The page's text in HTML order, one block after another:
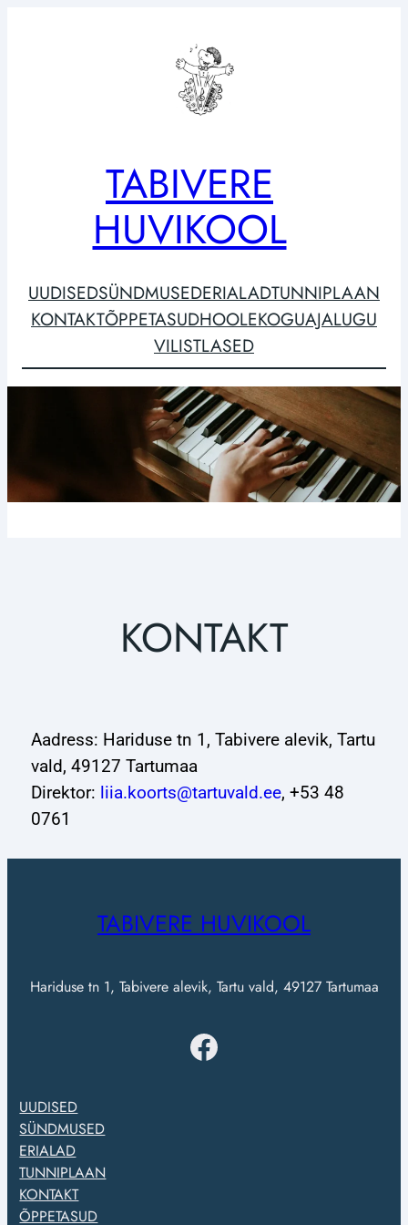
TABIVERE
HUVIKOOL
UUDISEDSÜNDMUSEDERIALADTUNNIPLAAN
KONTAKTÕPPETASUDHOOLEKOGUAJALUGU
VILISTLASED
KONTAKT
Aadress: Hariduse tn 1, Tabivere alevik, Tartu
vald, 49127 Tartumaa
Direktor: liia.koorts@tartuvald.ee, +53 48
0761
TABIVERE HUVIKOOL
Hariduse tn 1, Tabivere alevik, Tartu vald, 49127 Tartumaa
UUDISED
SÜNDMUSED
ERIALAD
TUNNIPLAAN
KONTAKT
ÕPPETASUD